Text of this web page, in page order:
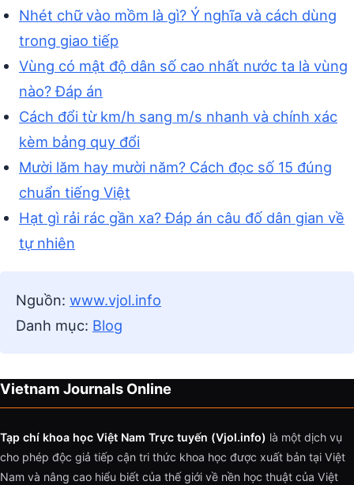
Nhét chữ vào mồm là gì? Ý nghĩa và cách dùng
trong giao tiếp
Vùng có mật độ dân số cao nhất nước ta là vùng
nào? Đáp án
Cách đổi từ km/h sang m/s nhanh và chính xác
kèm bảng quy đổi
Mười lăm hay mười năm? Cách đọc số 15 đúng
chuẩn tiếng Việt
Hạt gì rải rác gần xa? Đáp án câu đố dân gian về
tự nhiên
Nguồn: www.vjol.info
Danh mục: Blog
Vietnam Journals Online
Tạp chí khoa học Việt Nam Trực tuyến (Vjol.info) là một dịch vụ
cho phép độc giả tiếp cận tri thức khoa học được xuất bản tại Việt
Nam và nâng cao hiểu biết của thế giới về nền học thuật của Việt